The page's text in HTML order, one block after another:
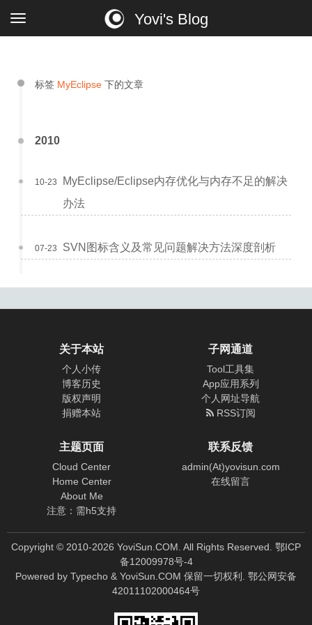
Yovi's Blog
标签 MyEclipse 下的文章
2010
MyEclipse/Eclipse内存优化与内存不足的解决
办法
10-23
SVN图标含义及常见问题解决方法深度剖析
07-23
关于本站
个人小传
博客历史
版权声明
捐赠本站
子网通道
Tool工具集
App应用系列
个人网址导航
RSS订阅
主题页面
Cloud Center
Home Center
About Me
注意：需h5支持
联系反馈
admin(At)yovisun.com
在线留言
Copyright © 2010-2026 YoviSun.COM. All Rights Reserved. 鄂ICP
备12009978号-4
Powered by Typecho & YoviSun.COM 保留一切权利. 鄂公网安备
42011102000464号